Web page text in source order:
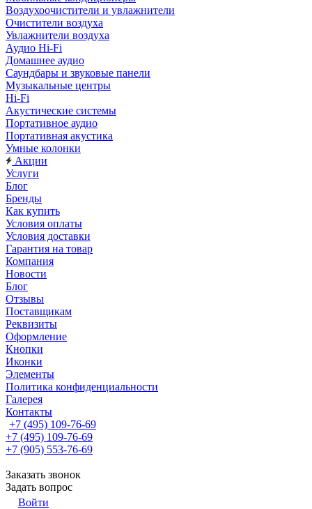
Воздухоочистители и увлажнители
Очистители воздуха
Увлажнители воздуха
Аудио Hi-Fi
Домашнее аудио
Саундбары и звуковые панели
Музыкальные центры
Hi-Fi
Акустические системы
Портативное аудио
Портативная акустика
Умные колонки
Акции
Услуги
Блог
Бренды
Как купить
Условия оплаты
Условия доставки
Гарантия на товар
Компания
Новости
Блог
Отзывы
Поставщикам
Реквизиты
Оформление
Кнопки
Иконки
Элементы
Политика конфиденциальности
Галерея
Контакты
+7 (495) 109-76-69
+7 (495) 109-76-69
+7 (905) 553-76-69
Заказать звонок
Задать вопрос
Войти